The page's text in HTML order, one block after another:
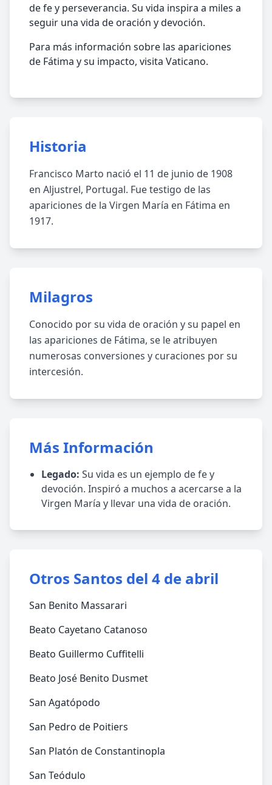
de fe y perseverancia. Su vida inspira a miles a
seguir una vida de oración y devoción.
Para más información sobre las apariciones
de Fátima y su impacto, visita Vaticano.
Historia
Francisco Marto nació el 11 de junio de 1908
en Aljustrel, Portugal. Fue testigo de las
apariciones de la Virgen María en Fátima en
1917.
Milagros
Conocido por su vida de oración y su papel en
las apariciones de Fátima, se le atribuyen
numerosas conversiones y curaciones por su
intercesión.
Más Información
Legado: Su vida es un ejemplo de fe y
devoción. Inspiró a muchos a acercarse a la
Virgen María y llevar una vida de oración.
Otros Santos del 4 de abril
San Benito Massarari
Beato Cayetano Catanoso
Beato Guillermo Cuffitelli
Beato José Benito Dusmet
San Agatópodo
San Pedro de Poitiers
San Platón de Constantinopla
San Teódulo